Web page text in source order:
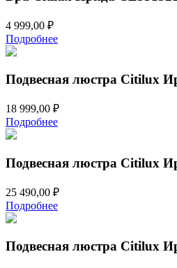
4 999,00 ₽
Подробнее
Подвесная люстра Citilux
18 999,00 ₽
Подробнее
Подвесная люстра Citilux
25 490,00 ₽
Подробнее
Подвесная люстра Citilux